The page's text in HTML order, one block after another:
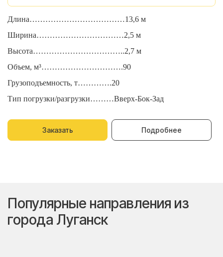
Длина………………………………13,6 м
Ширина……………………………2,5 м
Высота……………………………..2,7 м
Объем, м³………………………….90
Грузоподъемность, т………….20
Тип погрузки/разгрузки………Вверх-Бок-Зад
Заказать Подробнее
Популярные направления из
города Луганск